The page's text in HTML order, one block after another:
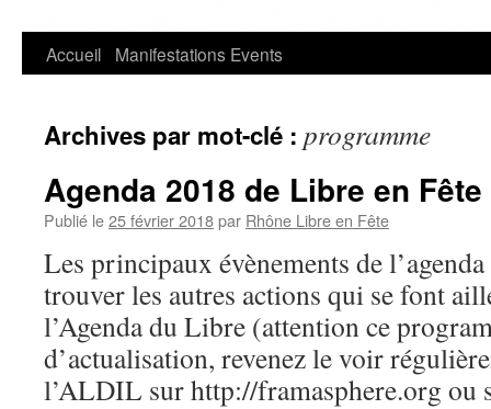
Accueil Manifestations Events
Archives par mot-clé : programme
Agenda 2018 de Libre en
Publié le25 février 2018par Rhône Libre en Fête
Les principaux évènements de
trouver les autres actions qui se font
l’Agenda du Libre (attention ce
d’actualisation, revenez le voir
l’ALDIL sur http://framasphere.org ou